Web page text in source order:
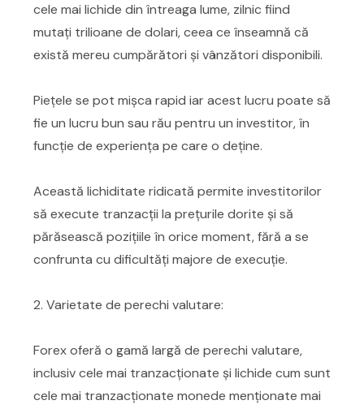
cele mai lichide din întreaga lume, zilnic fiind
mutați trilioane de dolari, ceea ce înseamnă că
există mereu cumpărători și vânzători disponibili.
Piețele se pot mișca rapid iar acest lucru poate să
fie un lucru bun sau rău pentru un investitor, în
funcție de experiența pe care o deține.
Această lichiditate ridicată permite investitorilor
să execute tranzacții la prețurile dorite și să
părăsească pozițiile în orice moment, fără a se
confrunta cu dificultăți majore de execuție.
2. Varietate de perechi valutare:
Forex oferă o gamă largă de perechi valutare,
inclusiv cele mai tranzacționate și lichide cum sunt
cele mai tranzacționate monede menționate mai